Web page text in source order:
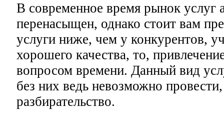
В современное время рынок услуг
перенасыщен, однако стоит вам
услуги ниже, чем у конкурентов,
хорошего качества, то,
вопросом времени. Данный вид
без них ведь невозможно
разбирательство.